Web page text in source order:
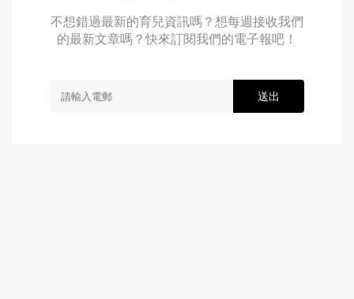
不想錯過最新的育兒資訊嗎？想每週接收我們
的最新文章嗎？快來訂閱我們的電子報吧！
送出